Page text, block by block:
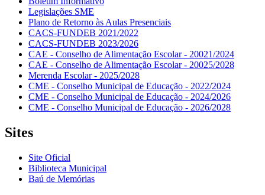
Legislações SME
Plano de Retorno às Aulas Presenciais
CACS-FUNDEB 2021/2022
CACS-FUNDEB 2023/2026
CAE - Conselho de Alimentação Escolar - 20021/2024
CAE - Conselho de Alimentação Escolar - 20025/2028
Merenda Escolar - 2025/2028
CME - Conselho Municipal de Educação - 2022/2024
CME - Conselho Municipal de Educação - 2024/2026
CME - Conselho Municipal de Educação - 2026/2028
Sites
Site Oficial
Biblioteca Municipal
Baú de Memórias